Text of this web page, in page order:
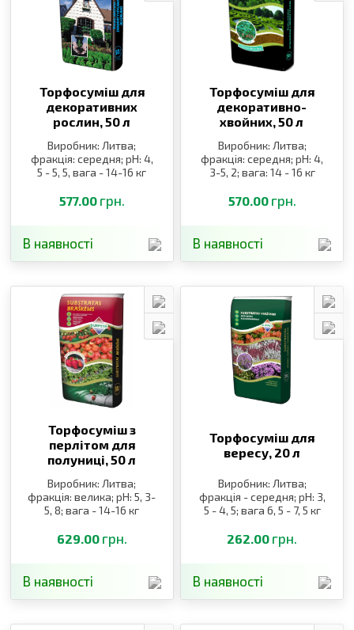
Торфосуміш для
декоративних
рослин,50 л
Виробник: Литва;
фракція: середня; pH: 4,
5 - 5, 5, вага - 14-16 кг
577.00 грн.
В наявності
Торфосуміш для
декоративно-
хвойних,50 л
Виробник: Литва;
фракція: середня; pH: 4,
3-5, 2; вага: 14 - 16 кг
570.00 грн.
В наявності
Торфосуміш з
перлітом для
полуниці,50 л
Виробник: Литва;
фракція: велика; pH: 5, 3-
5, 8; вага - 14-16 кг
629.00 грн.
В наявності
Торфосуміш для
вересу, 20 л
Виробник: Литва;
фракція - середня; pH: 3,
5 - 4, 5; вага 6, 5 - 7, 5 кг
262.00 грн.
В наявності